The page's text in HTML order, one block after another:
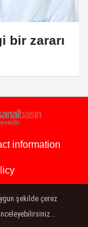
bir zararı
information
şekilde çerez